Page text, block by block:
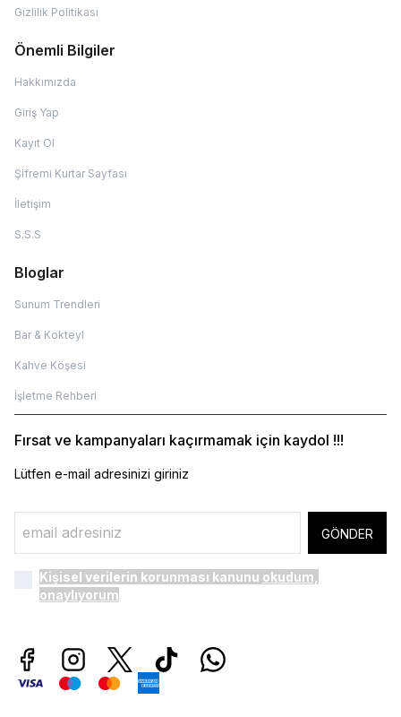
Gizlilik Politikası
Önemli Bilgiler
Hakkımızda
Giriş Yap
Kayıt Ol
Şifremi Kurtar Sayfası
İletişim
S.S.S
Bloglar
Sunum Trendleri
Bar & Kokteyl
Kahve Köşesi
İşletme Rehberi
Fırsat ve kampanyaları kaçırmamak için kaydol !!!
Lütfen e-mail adresinizi giriniz
GÖNDER
Kişisel verilerin korunması kanunu okudum,
onaylıyorum